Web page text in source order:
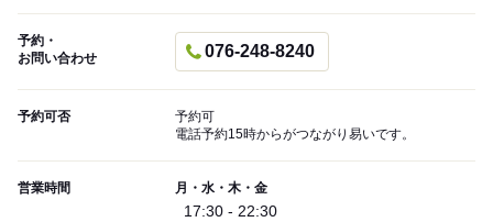
予約・
お問い合わせ
076-248-8240
予約可否
予約可
電話予約15時からがつながり易いです。
営業時間 月・水・木・金
17:30 - 22:30